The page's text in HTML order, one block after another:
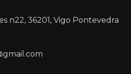
n22, 36201, Vigo Pontevedra